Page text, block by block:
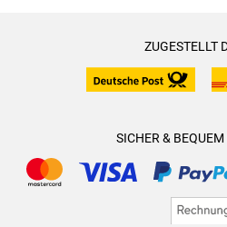
ZUGESTELLT
SICHER &